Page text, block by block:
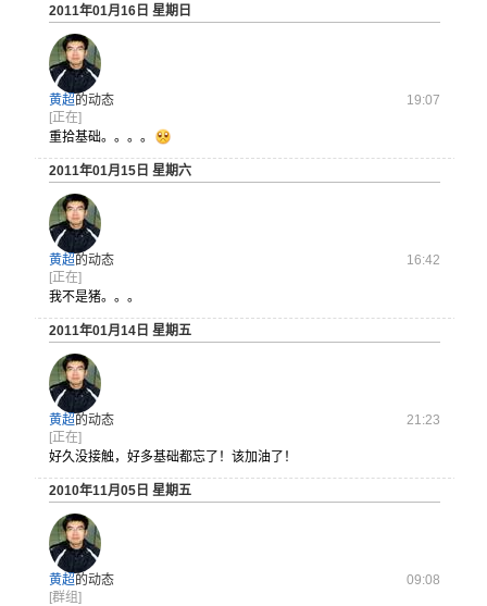
2011年01月16日 星期日
黄超的动态
19:07
[正在]
重拾基础。。。。
2011年01月15日 星期六
黄超的动态
16:42
[正在]
我不是猪。。。
2011年01月14日 星期五
黄超的动态
21:23
[正在]
好久没接触，好多基础都忘了！该加油了！
2010年11月05日 星期五
黄超的动态
09:08
[群组]